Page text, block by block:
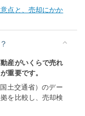
点と、売却にかか
産がいくらで売れ
重要です。
土交通省）のデー
を比較し、売却検